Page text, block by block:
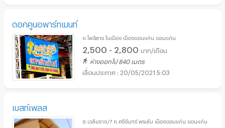
ดอกคูนอพาร์ทเมนท์
ถ.โพธิสาร ในเมือง เมืองขอนแก่น ขอนแก่น
2,500 - 2,800 บาท/เดือน
ห่างออกไป 840 เมตร
20/05/2021 5:03
เบสท์เพลส
ซ.เฉลิมราช/7 ถ.ศรีจันทร์ พระลับ เมืองขอนแก่น ขอนแก่น